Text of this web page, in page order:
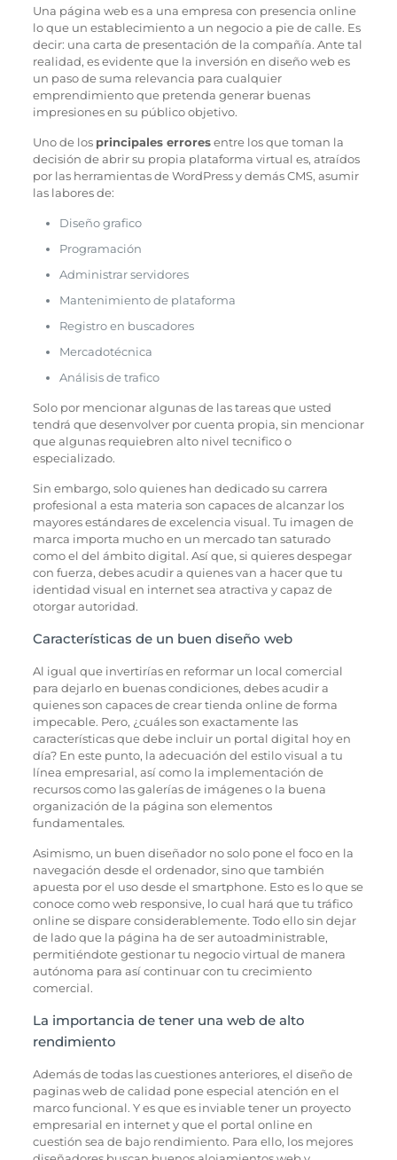
Una página web es a una empresa con presencia online
lo que un establecimiento a un negocio a pie de calle. Es
decir: una carta de presentación de la compañía. Ante tal
realidad, es evidente que la inversión en diseño web es
un paso de suma relevancia para cualquier
emprendimiento que pretenda generar buenas
impresiones en su público objetivo.
Uno de los principales erroresentre los que toman la
decisión de abrir su propia plataforma virtual es, atraídos
por las herramientas de WordPress y demás CMS, asumir
las labores de:
Diseño grafico
Programación
Administrar servidores
Mantenimiento de plataforma
Registro en buscadores
Mercadotécnica
Análisis de trafico
Solo por mencionar algunas de las tareas que usted
tendrá que desenvolver por cuenta propia, sin mencionar
que algunas requiebren alto nivel tecnifico o
especializado.
Sin embargo, solo quienes han dedicado su carrera
profesional a esta materia son capaces de alcanzar los
mayores estándares de excelencia visual. Tu imagen de
marca importa mucho en un mercado tan saturado
como el del ámbito digital. Así que, si quieres despegar
con fuerza, debes acudir a quienes van a hacer que tu
identidad visual en internet sea atractiva y capaz de
otorgar autoridad.
Características de un buen diseño web
Al igual que invertirías en reformar un local comercial
para dejarlo en buenas condiciones, debes acudir a
quienes son capaces de crear tienda online de forma
impecable. Pero, ¿cuáles son exactamente las
características que debe incluir un portal digital hoy en
día? En este punto, la adecuación del estilo visual a tu
línea empresarial, así como la implementación de
recursos como las galerías de imágenes o la buena
organización de la página son elementos
fundamentales.
Asimismo, un buen diseñador no solo pone el foco en la
navegación desde el ordenador, sino que también
apuesta por el uso desde el smartphone. Esto es lo que se
conoce como web responsive, lo cual hará que tu tráfico
online se dispare considerablemente. Todo ello sin dejar
de lado que la página ha de ser autoadministrable,
permitiéndote gestionar tu negocio virtual de manera
autónoma para así continuar con tu crecimiento
comercial.
La importancia de tener una web de alto
rendimiento
Además de todas las cuestiones anteriores, el diseño de
paginas web de calidad pone especial atención en el
marco funcional. Y es que es inviable tener un proyecto
empresarial en internet y que el portal online en
cuestión sea de bajo rendimiento. Para ello, los mejores